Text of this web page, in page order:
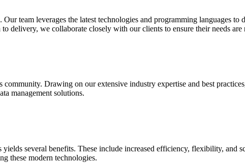
team leverages the latest technologies and programming languages to
we collaborate closely with our clients to ensure their needs are
community. Drawing on our extensive industry expertise and best
management solutions.
yields several benefits. These include increased efficiency, flexibility, and
these modern technologies.